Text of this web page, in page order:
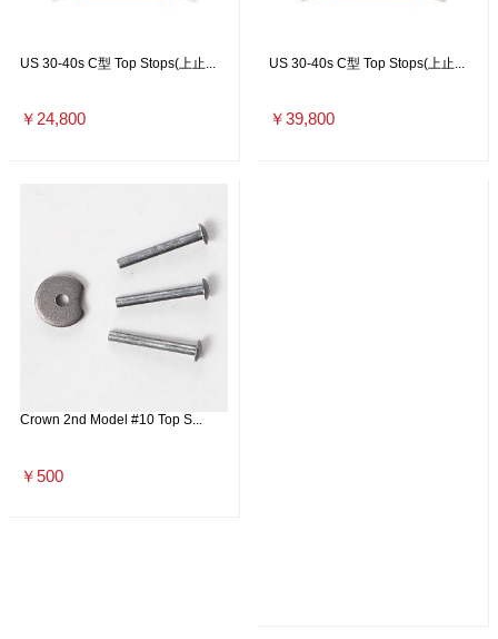
US 30-40s C型 Top Stops(上止...
￥24,800
US 30-40s C型 Top Stops(上止...
￥39,800
Crown 2nd Model #10 Top S...
￥500